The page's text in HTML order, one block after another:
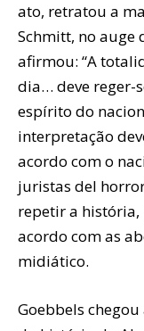
ato, retratou a
Schmitt, no auge
afirmou: “A
dia… deve reger-
espírito do
interpretação
acordo com o
juristas del
repetir a
acordo com as
midiático.
Goebbels